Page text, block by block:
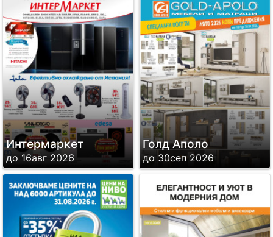
Интермаркет
до 16авг 2026
Голд Аполо
до 30сеп 2026